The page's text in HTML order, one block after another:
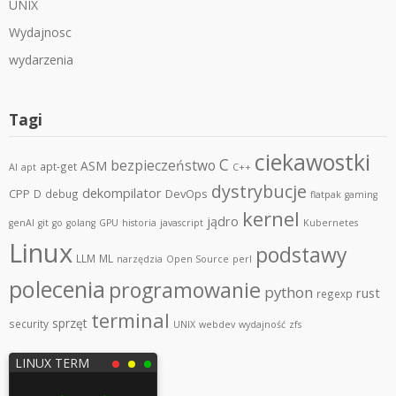
UNIX
Wydajnosc
wydarzenia
Tagi
AI apt apt-get ASM bezpieczeństwo C C++ ciekawostki
CPP D debug dekompilator DevOps dystrybucje flatpak gaming
genAI git go golang GPU historia javascript jądro kernel Kubernetes
Linux LLM ML narzędzia Open Source perl podstawy
polecenia programowanie python regexp rust
security sprzęt terminal UNIX webdev wydajność zfs
LINUX TERM